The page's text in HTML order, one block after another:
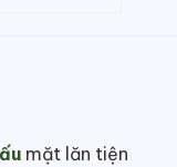
mặt lăn tiện